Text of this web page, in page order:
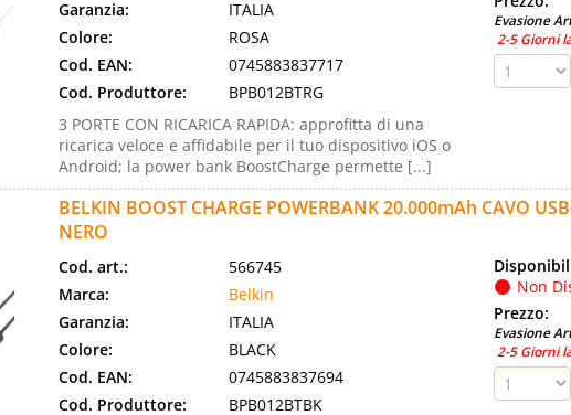
Garanzia:
ITALIA
Colore:
ROSA
Cod. EAN:
0745883837717
Cod. Produttore:
BPB012BTRG
3 PORTE CON RICARICA RAPIDA: approfitta di una
ricarica veloce e affidabile per il tuo dispositivo iOS o
Android; la power bank BoostCharge permette [...]
Evasione
2-5 Giorni
BELKIN BOOST CHARGE POWERBANK 20.000mAh CAVO
NERO
Cod. art.:
566745
Marca:
Belkin
Garanzia:
ITALIA
Colore:
BLACK
Cod. EAN:
0745883837694
Cod. Produttore:
BPB012BTBK
Non
Prezzo:
Evasione
2-5 Giorni